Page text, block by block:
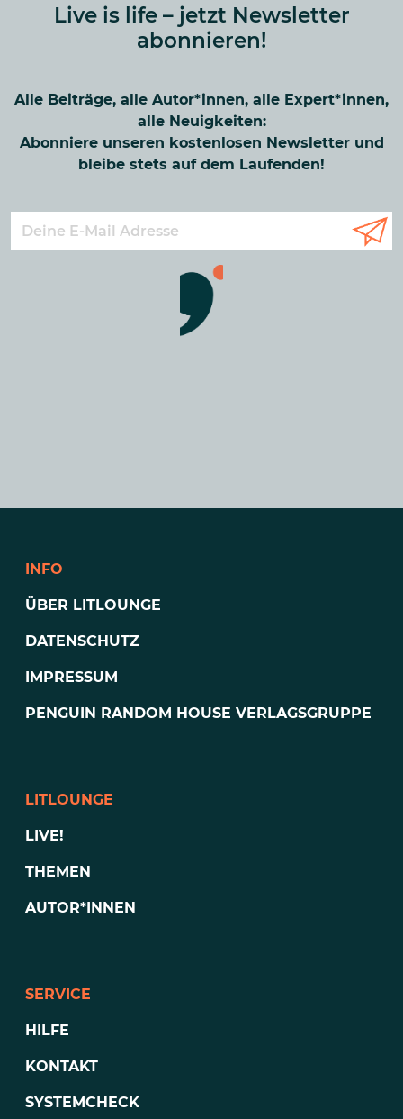
Live is life – jetzt Newsletter
abonnieren!
Alle Beiträge, alle Autor*innen, alle Expert*innen,
alle Neuigkeiten:
Abonniere unseren kostenlosen Newsletter und
bleibe stets auf dem Laufenden!
INFO
ÜBER LITLOUNGE
DATENSCHUTZ
IMPRESSUM
PENGUIN RANDOM HOUSE VERLAGSGRUPPE
LITLOUNGE
LIVE!
THEMEN
AUTOR*INNEN
SERVICE
HILFE
KONTAKT
SYSTEMCHECK